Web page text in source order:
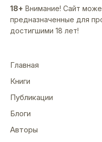
18+ Внимание! Сайт
предназначенные для
достигшими 18 лет!
Главная
Книги
Публикации
Блоги
Авторы